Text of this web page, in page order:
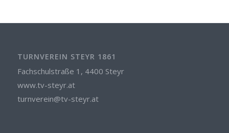
TURNVEREIN STEYR 1861
Fachschulstraße 1, 4400 Steyr
www.tv-steyr.at
turnverein@tv-steyr.at